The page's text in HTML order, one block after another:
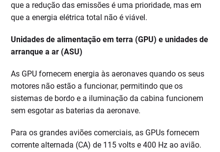
que a redução das emissões é uma prioridade, mas em
que a energia elétrica total não é viável.
Unidades de alimentação em terra (GPU) e unidades de
arranque a ar (ASU)
As GPU fornecem energia às aeronaves quando os seus
motores não estão a funcionar, permitindo que os
sistemas de bordo e a iluminação da cabina funcionem
sem esgotar as baterias da aeronave.
Para os grandes aviões comerciais, as GPUs fornecem
corrente alternada (CA) de 115 volts e 400 Hz ao avião.